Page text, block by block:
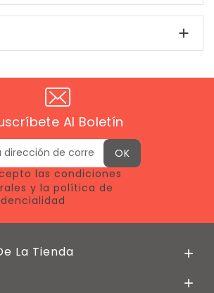

Al Boletín
las condiciones
y la política de
La Tienda 
